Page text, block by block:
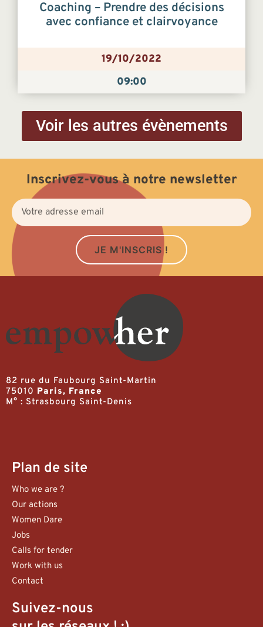
Coaching – Prendre des décisions
avec confiance et clairvoyance
19/10/2022
09:00
Voir les autres évènements
Inscrivez-vous à notre newsletter
JE M'INSCRIS !
82 rue du Faubourg Saint-Martin
75010 Paris, France
M° : Strasbourg Saint-Denis
Plan de site
Who we are ?
Our actions
Women Dare
Jobs
Calls for tender
Work with us
Contact
Suivez-nous